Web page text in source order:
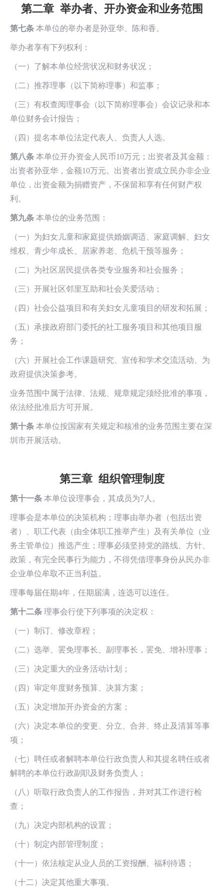
第二章 举办者、开办资金和业务范围
第七条 本单位的举办者是孙亚华、陈和香。
举办者享有下列权利：
（一）了解本单位经营状况和财务状况；
（二）推荐理事（以下简称理事）和监事；
（三）有权查阅理事会（以下简称理事会）会议记录和本
单位财务会计报告；
（四）提名本单位法定代表人、负责人人选。
第八条 本单位开办资金人民币10万元；出资者及其金额：
出资者孙亚华，金额10万元。出资者出资成立民办非企业
单位，出资金额为捐赠资产，不保留和享有任何财产权
利。
第九条 本单位的业务范围：
（一）为妇女儿童和家庭提供婚姻调适、家庭调解、妇女
维权、青少年成长、居家养老、危机干预等服务；
（二）为社区居民提供各类专业服务和社会服务；
（三）开展社区邻里互助和社会关爱活动；
（四）社会公益项目和有关妇女儿童项目的研发和拓展；
（五）承接政府部门委托的社工服务项目和其他项目服
务；
（六）开展社会工作课题研究、宣传和学术交流活动、为
政府提供决策参考。
业务范围中属于法律、法规、规章规定须经批准的事项，
依法经批准后方可开展。
第十条 本单位按国家有关规定和核准的业务范围主要在深
圳市开展活动。
第三章 组织管理制度
第十一条 本单位设理事会，其成员为7人。
理事会是本单位的决策机构；理事由举办者（包括出资
者）、职工代表（由全体职工推举产生）及有关单位（业
务主管单位）推选产生；理事必须坚持党的路线、方针、
政策，有完全民事行为能力，不得凭借理事身份从民办非
企业单位牟取不正当利益。
理事每届任期4年，任期届满，连选可以连任。
第十二条 理事会行使下列事项的决定权：
（一）制订、修改章程；
（二）选举、罢免理事长、副理事长，罢免、增补理事；
（三）决定重大的业务活动计划；
（四）审定年度财务预算、决算方案；
（五）决定增加开办资金的方案；
（六）决定本单位的变更、分立、合并、终止及清算等事
项；
（七）聘任或者解聘本单位行政负责人和其提名聘任或者
解聘的本单位行政副职及财务负责人；
（八）听取行政负责人的工作报告，并对其工作进行检
查；
（九）决定内部机构的设置；
（十）制定内部管理制度；
（十一）依法核定从业人员的工资报酬、福利待遇；
（十二）决定其他重大事项。